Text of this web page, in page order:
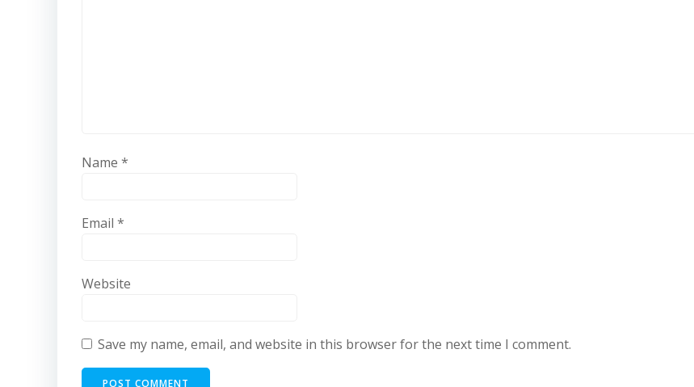
Name *
Email *
Website
Save my name, email, and website in this browser for the next time I comment.